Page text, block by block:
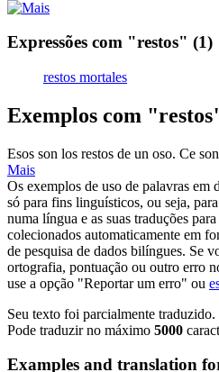
Expressões com "restos" (1)
restos mortales
Exemplos com
Esos son los restos de un oso. Ce
Mais
Os exemplos de uso de palavras em
só para fins linguísticos, ou seja,
numa língua e as suas traduções
colecionados automaticamente em
de pesquisa de dados bilíngues. Se
ortografia, pontuação ou outro erro
use a opção "Reportar um erro" ou
Seu texto foi parcialmente traduzido.
Pode traduzir no máximo 5000
Examples and translation